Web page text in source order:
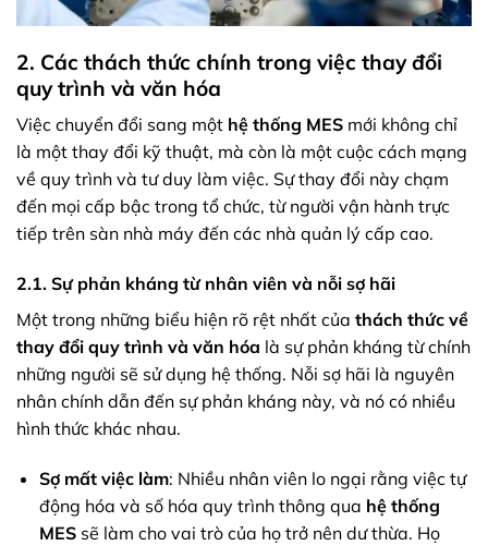
2. Các thách thức chính trong việc thay đổi
quy trình và văn hóa
Việc chuyển đổi sang một hệ thống MES mới không chỉ
là một thay đổi kỹ thuật, mà còn là một cuộc cách mạng
về quy trình và tư duy làm việc. Sự thay đổi này chạm
đến mọi cấp bậc trong tổ chức, từ người vận hành trực
tiếp trên sàn nhà máy đến các nhà quản lý cấp cao.
2.1. Sự phản kháng từ nhân viên và nỗi sợ hãi
Một trong những biểu hiện rõ rệt nhất của thách thức về
thay đổi quy trình và văn hóa là sự phản kháng từ chính
những người sẽ sử dụng hệ thống. Nỗi sợ hãi là nguyên
nhân chính dẫn đến sự phản kháng này, và nó có nhiều
hình thức khác nhau.
Sợ mất việc làm: Nhiều nhân viên lo ngại rằng việc tự
động hóa và số hóa quy trình thông qua hệ thống
MESsẽ làm cho vai trò của họ trở nên dư thừa. Họ